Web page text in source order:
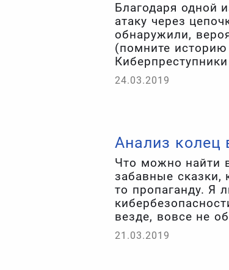
Благодаря одной
атаку через
обнаружили,
(помните
доставляет
компьютеры
24.03.2019
Анализ колец
Что можно найти
забавные сказки,
то пропаганду. Я
везде, вовсе не
21.03.2019